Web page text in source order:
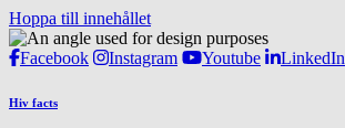
Hoppa till innehållet
Facebook Instagram Youtube LinkedIn
Hiv facts